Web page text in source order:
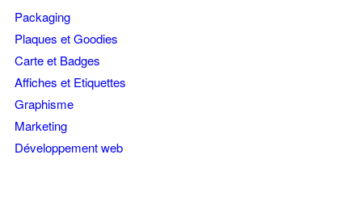
Packaging
Plaques et Goodies
Carte et Badges
Affiches et Etiquettes
Graphisme
Marketing
Développement web